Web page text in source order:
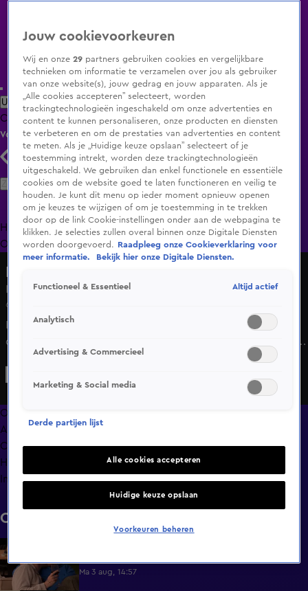
Uitzending Gemist Populaire programma's Zenders Genres
ClipsFilmsRadioSmart TV inlogShop
Volg KIJK
Zoeken
HomeUitzending Gemist Programma's De Bondgenoten
OranjezomerLivestreamsShop
Kaya wil een neuscorrectie
6 feb 2025, 08:17
Kaya is druk in de weer met haar make-up en vertelt Luca
dat ze ook nog een neuscorrectie wil – in Turkije, want dat
is lekker goedkoop. Maar wat als het mislukt? "Pech," zegt
wil. Is Luca onder de indruk van haar ijdelheid?
Overzicht
Afleveringen
Clips
Hoe is het nu met?
Info
Clips
6:32
Ma 3 aug, 14:57
Jouw cookievoorkeuren
Wij en onze29 partners gebruiken cookies en vergelijkbare
technieken om informatie te verzamelen over jou als gebruiker
van onze website(s), jouw gedrag en jouw apparaten. Als je
„Alle cookies accepteren” selecteert, worden
trackingtechnologieën ingeschakeld om onze advertenties en
content te kunnen personaliseren, onze producten en diensten
te verbeteren en om de prestaties van advertenties en content
te meten. Als je „Huidige keuze opslaan” selecteert of je
toestemming intrekt, worden deze trackingtechnologieën
uitgeschakeld. We gebruiken dan enkel functionele en essentiële
cookies om de website goed te laten functioneren en veilig te
houden. Je kunt dit menu op ieder moment opnieuw openen
om je keuzes te wijzigen of om je toestemming in te trekken
door op de link Cookie-instellingen onder aan de webpagina te
klikken. Je selecties zullen overal binnen onze Digitale Diensten
worden doorgevoerd.
Raadpleeg onze Cookieverklaring voor
meer informatie.
Bekijk hier onze Digitale Diensten.
Functioneel & Essentieel Altijd actief
Analytisch
Advertising & Commercieel
Marketing & Social media
Derde partijen lijst
Alle cookies accepteren
Huidige keuze opslaan
Voorkeuren beheren